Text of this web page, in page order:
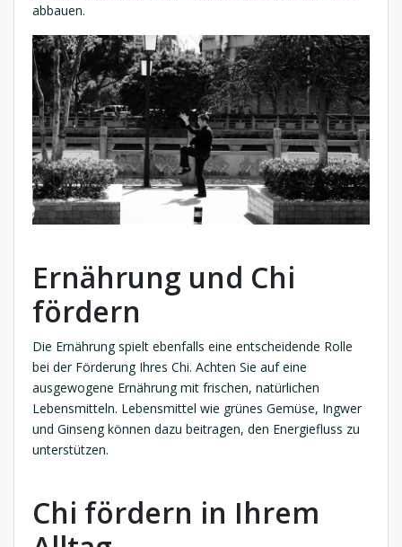
abbauen.
Ernährung und Chi
fördern
Die Ernährung spielt ebenfalls eine entscheidende Rolle
bei der Förderung Ihres Chi. Achten Sie auf eine
ausgewogene Ernährung mit frischen, natürlichen
Lebensmitteln. Lebensmittel wie grünes Gemüse, Ingwer
und Ginseng können dazu beitragen, den Energiefluss zu
unterstützen.
Chi fördern in Ihrem